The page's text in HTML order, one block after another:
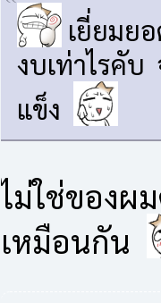
เยี่ยมย
งบเท่าไรคั
แข็ง
ไม่ใช่ของผ
เหมือนกัน